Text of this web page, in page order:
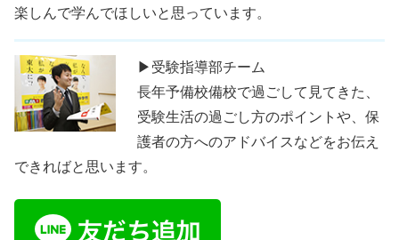
楽しんで学んでほしいと思っています。
▶受験指導部チーム
長年予備校備校で過ごして見てきた、
受験生活の過ごし方のポイントや、保
護者の方へのアドバイスなどをお伝え
できればと思います。